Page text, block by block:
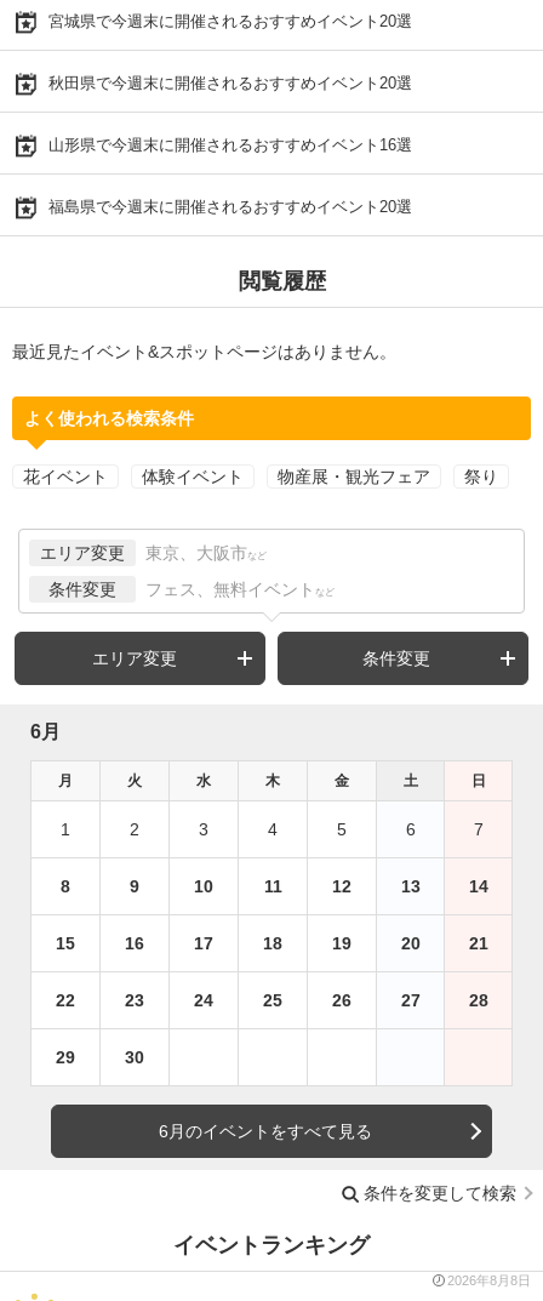
宮城県で今週末に開催されるおすすめイベント20選
秋田県で今週末に開催されるおすすめイベント20選
山形県で今週末に開催されるおすすめイベント16選
福島県で今週末に開催されるおすすめイベント20選
閲覧履歴
最近見たイベント&スポットページはありません。
よく使われる検索条件
花イベント 体験イベント 物産展・観光フェア 祭り
エリア変更 東京、大阪市 など
条件変更 フェス、無料イベント など
エリア変更 条件変更
6月
月 火 水 木 金 土 日
1 2 3 4 5 6 7
8 9 10 11 12 13 14
15 16 17 18 19 20 21
22 23 24 25 26 27 28
29 30
6月のイベントをすべて見る
条件を変更して検索
イベントランキング
2026年8月8日